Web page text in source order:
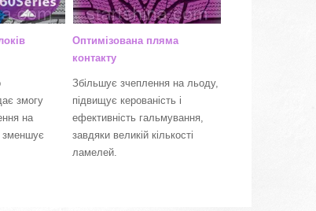
змогу
на
зменшує
Оптимізована пляма
контакту
Збільшує зчеплення на льоду,
підвищує керованість і
ефективність гальмування,
завдяки великій кількості
ламелей.